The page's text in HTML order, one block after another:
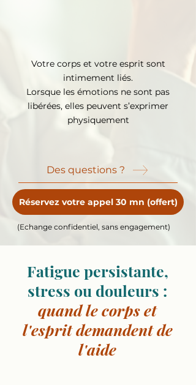
Votre corps et votre esprit sont
intimement liés.
Lorsque les émotions ne sont pas
libérées, elles peuvent s’exprimer
physiquement
Des questions ?
Réservez votre appel 30 mn (offert)
(Echange confidentiel, sans engagement)
Fatigue persistante,
stress ou douleurs :
quand le corps et
l'esprit demandent de
l'aide